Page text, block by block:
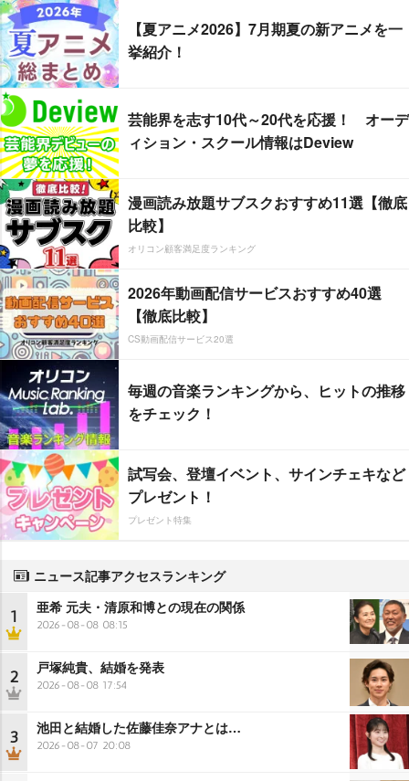
【夏アニメ2026】7月期夏の新アニメを一
挙紹介！
芸能界を志す10代～20代を応援！ オーデ
ィション・スクール情報はDeview
漫画読み放題サブスクおすすめ11選【徹底
比較】
オリコン顧客満足度ランキング
2026年動画配信サービスおすすめ40選
【徹底比較】
CS動画配信サービス20選
毎週の音楽ランキングから、ヒットの推移
をチェック！
試写会、登壇イベント、サインチェキなど
プレゼント！
プレゼント特集
ニュース記事アクセスランキング
1 亜希 元夫・清原和博との現在の関係
2026-08-08 08:15
2 戸塚純貴、結婚を発表
2026-08-08 17:54
3 池田と結婚した佐藤佳奈アナとは…
2026-08-07 20:08